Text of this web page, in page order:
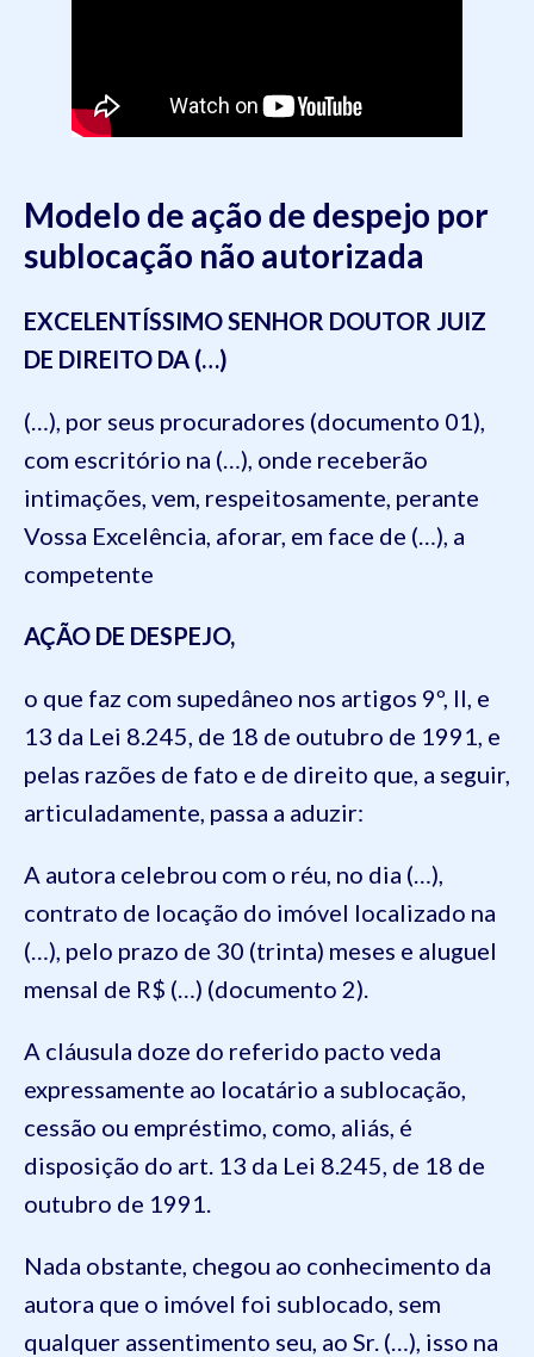
Modelo de ação de despejo por
sublocação não autorizada
EXCELENTÍSSIMO SENHOR DOUTOR JUIZ
DE DIREITO DA (…)
(…), por seus procuradores (documento 01),
com escritório na (…), onde receberão
intimações, vem, respeitosamente, perante
Vossa Excelência, aforar, em face de (…), a
competente
AÇÃO DE DESPEJO,
o que faz com supedâneo nos artigos 9º, II, e
13 da Lei 8.245, de 18 de outubro de 1991, e
pelas razões de fato e de direito que, a seguir,
articuladamente, passa a aduzir:
A autora celebrou com o réu, no dia (…),
contrato de locação do imóvel localizado na
(…), pelo prazo de 30 (trinta) meses e aluguel
mensal de R$ (…) (documento 2).
A cláusula doze do referido pacto veda
expressamente ao locatário a sublocação,
cessão ou empréstimo, como, aliás, é
disposição do art. 13 da Lei 8.245, de 18 de
outubro de 1991.
Nada obstante, chegou ao conhecimento da
autora que o imóvel foi sublocado, sem
qualquer assentimento seu, ao Sr. (…), isso na